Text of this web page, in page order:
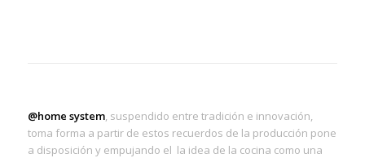
@home system, suspendido entre tradición e innovación,
toma forma a partir de estos recuerdos de la producción pone
a disposición y empujando el la idea de la cocina como una